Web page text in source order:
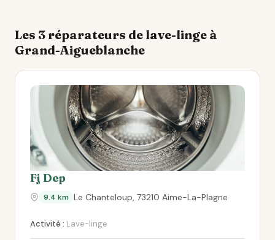
Les 3 réparateurs de lave-linge à
Grand-Aigueblanche
Fj Dep
9.4 km Le Chanteloup, 73210 Aime-La-Plagne
Activité : Lave-linge